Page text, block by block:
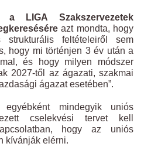
a LIGA Szakszervezetek
azt mondta, hogy
strukturális feltételeiről sem
hogy mi történjen 3 év után a
és hogy milyen módszer
2027-től az ágazati, szakmai
ágazat esetében”.
egyébként mindegyik uniós
cselekvési tervet kell
hogy az uniós
kívánják elérni.